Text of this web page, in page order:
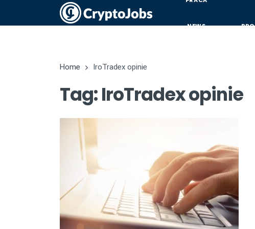
NEWS
Home IroTradex opinie
Tag: IroTradex opinie